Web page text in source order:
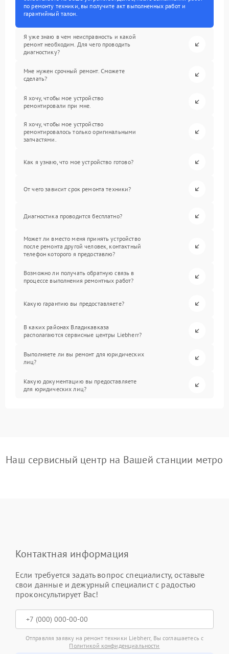
по ремонту техники, вы получите акт выполненных работ и
гарантийный талон.
Я уже знаю в чем неисправность и какой
ремонт необходим. Для чего проводить
диагностику?
Мне нужен срочный ремонт. Сможете
сделать?
Я хочу, чтобы мое устройство
ремонтировали при мне.
Я хочу, чтобы мое устройство
ремонтировалось только оригинальными
запчастями.
Как я узнаю, что мое устройство готово?
От чего зависит срок ремонта техники?
Диагностика проводится бесплатно?
Может ли вместо меня принять устройство
после ремонта другой человек, контактный
телефон которого я предоставлю?
Возможно ли получать обратную связь в
процессе выполнения ремонтных работ?
Какую гарантию вы предоставляете?
В каких районах Владикавказа
располагаются сервисные центры Liebherr?
Выполняете ли вы ремонт для юридических
лиц?
Какую документацию вы предоставляете
для юридических лиц?
Наш сервисный центр на Вашей станции метро
Контактная информация
Если требуется задать вопрос специалисту, оставьте
свои данные и дежурный специалист с радостью
проконсультирует Вас!
Отправляя заявку на ремонт техники Liebherr, Вы соглашаетесь с
Политикой конфиденциальности